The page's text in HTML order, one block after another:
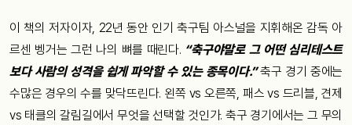
이 책의 저자이자, 22년 동안 인기 축구팀 아스널을 지휘해온 감독 아
르센 벵거는 그런 나의 뼈를 때린다. “축구야말로 그 어떤 심리테스트
보다 사람의 성격을 쉽게 파악할 수 있는 종목이다.” 축구 경기 중에는
수많은 경우의 수를 맞닥뜨린다. 왼쪽 vs 오른쪽, 패스 vs 드리블, 견제
vs 태클의 갈림길에서 무엇을 선택할 것인가. 축구 경기에서는 그 무의